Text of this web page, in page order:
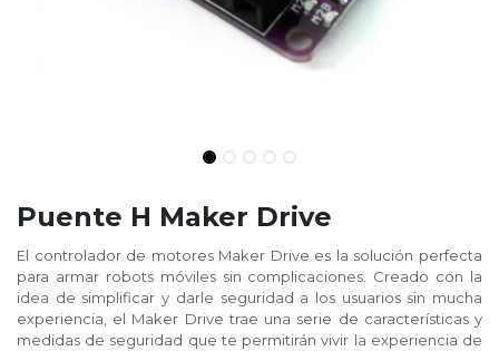
Puente H Maker Drive
El controlador de motores Maker Drive es la solución perfecta
para armar robots móviles sin complicaciones. Creado con la
idea de simplificar y darle seguridad a los usuarios sin mucha
experiencia, el Maker Drive trae una serie de características y
medidas de seguridad que te permitirán vivir la experiencia de